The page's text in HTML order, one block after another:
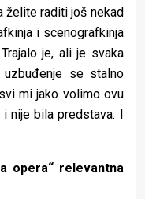
želite raditi još nekad
i scenografkinja
je, ali je svaka
se stalno
mi jako volimo ovu
nije bila predstava. I
opera“ relevantna